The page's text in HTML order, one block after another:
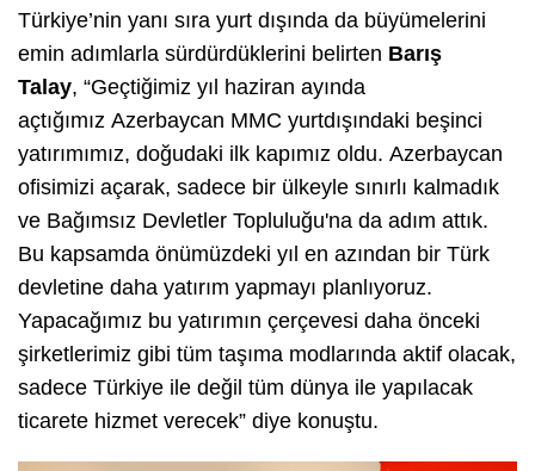
Türkiye’nin yanı sıra yurt dışında da büyümelerini
emin adımlarla sürdürdüklerini belirten Barış
Talay, “Geçtiğimiz yıl haziran ayında
açtığımız Azerbaycan MMC yurtdışındaki beşinci
yatırımımız, doğudaki ilk kapımız oldu. Azerbaycan
ofisimizi açarak, sadece bir ülkeyle sınırlı kalmadık
ve Bağımsız Devletler Topluluğu'na da adım attık.
Bu kapsamda önümüzdeki yıl en azından bir Türk
devletine daha yatırım yapmayı planlıyoruz.
Yapacağımız bu yatırımın çerçevesi daha önceki
şirketlerimiz gibi tüm taşıma modlarında aktif olacak,
sadece Türkiye ile değil tüm dünya ile yapılacak
ticarete hizmet verecek” diye konuştu.